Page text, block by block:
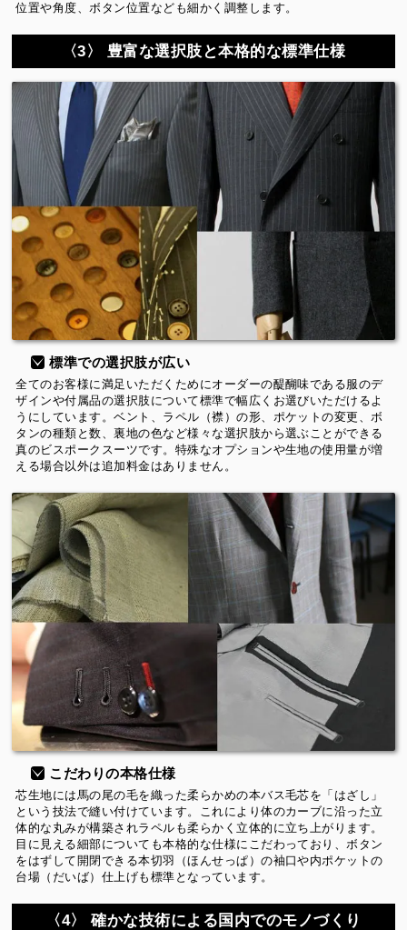
位置や角度、ボタン位置なども細かく調整します。
〈3〉 豊富な選択肢と本格的な標準仕様
標準での選択肢が広い
全てのお客様に満足いただくためにオーダーの醍醐味である服のデ
ザインや付属品の選択肢について標準で幅広くお選びいただけるよ
うにしています。ベント、ラペル（襟）の形、ポケットの変更、ボ
タンの種類と数、裏地の色など様々な選択肢から選ぶことができる
真のビスポークスーツです。特殊なオプションや生地の使用量が増
える場合以外は追加料金はありません。
こだわりの本格仕様
芯生地には馬の尾の毛を織った柔らかめの本バス毛芯を「はざし」
という技法で縫い付けています。これにより体のカーブに沿った立
体的な丸みが構築されラペルも柔らかく立体的に立ち上がります。
目に見える細部についても本格的な仕様にこだわっており、ボタン
をはずして開閉できる本切羽（ほんせっぱ）の袖口や内ポケットの
台場（だいば）仕上げも標準となっています。
〈4〉 確かな技術による国内でのモノづくり